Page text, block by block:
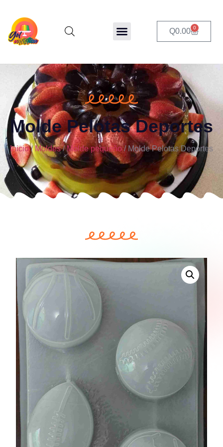
Q0.00 0
Molde Pelotas Deportes
Inicio/Moldes/Molde pequeño/ Molde Pelotas Deportes